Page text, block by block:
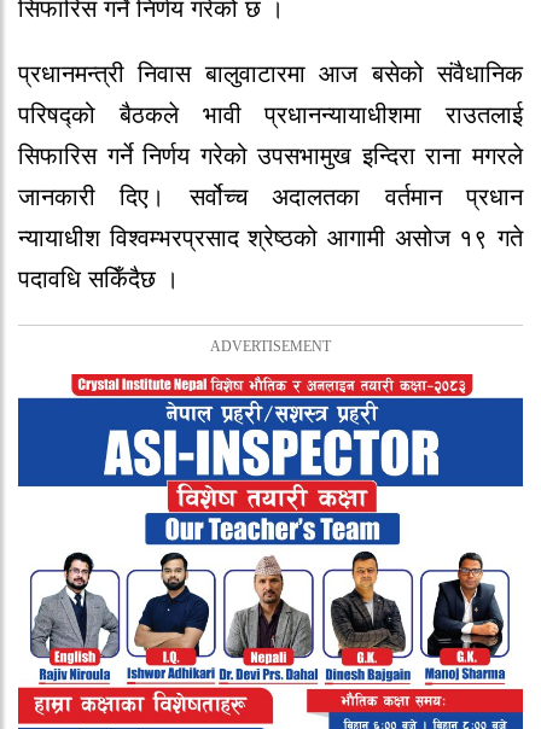
सिफारिस गर्ने निर्णय गरेको छ ।
प्रधानमन्त्री निवास बालुवाटारमा आज बसेको संवैधानिक
परिषद्को बैठकले भावी प्रधानन्यायाधीशमा राउतलाई
सिफारिस गर्ने निर्णय गरेको उपसभामुख इन्दिरा राना मगरले
जानकारी दिए। सर्वोच्च अदालतका वर्तमान प्रधान
न्यायाधीश विश्वम्भरप्रसाद श्रेष्ठको आगामी असोज १९ गते
पदावधि सकिँदैछ ।